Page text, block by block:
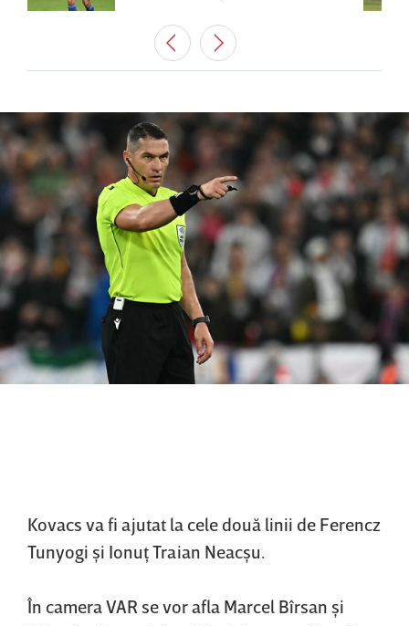
Kovacs va fi ajutat la cele două linii de Ferencz
Tunyogi şi Ionuţ Traian Neacşu.
În camera VAR se vor afla Marcel Bîrsan şi